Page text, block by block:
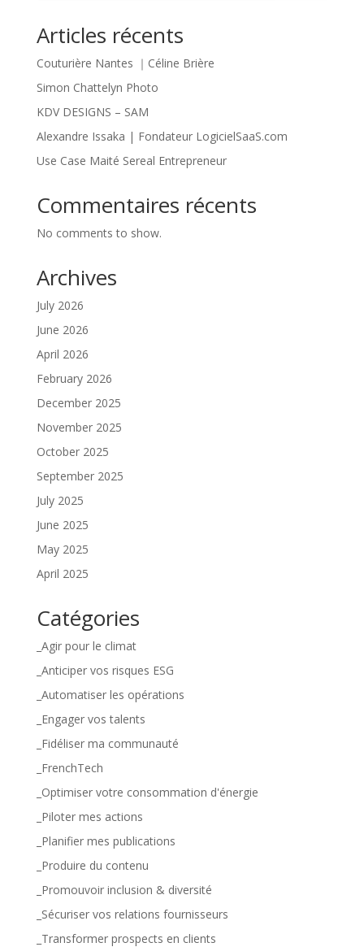
Articles récents
Couturière Nantes ｜Céline Brière
Simon Chattelyn Photo
KDV DESIGNS – SAM
Alexandre Issaka | Fondateur LogicielSaaS.com
Use Case Maité Sereal Entrepreneur
Commentaires récents
No comments to show.
Archives
July 2026
June 2026
April 2026
February 2026
December 2025
November 2025
October 2025
September 2025
July 2025
June 2025
May 2025
April 2025
Catégories
_Agir pour le climat
_Anticiper vos risques ESG
_Automatiser les opérations
_Engager vos talents
_Fidéliser ma communauté
_FrenchTech
_Optimiser votre consommation d'énergie
_Piloter mes actions
_Planifier mes publications
_Produire du contenu
_Promouvoir inclusion & diversité
_Sécuriser vos relations fournisseurs
_Transformer prospects en clients